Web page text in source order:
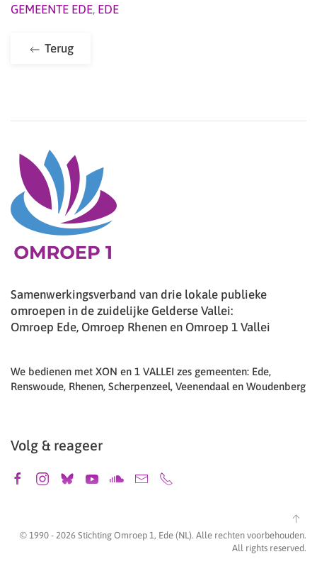
GEMEENTE EDE, EDE
Terug
Samenwerkingsverband van drie lokale publieke
omroepen in de zuidelijke Gelderse Vallei:
Omroep Ede, Omroep Rhenen en Omroep 1 Vallei
We bedienen met XON en 1 VALLEI zes gemeenten: Ede,
Renswoude, Rhenen, Scherpenzeel, Veenendaal en Woudenberg
Volg & reageer
© 1990 - 2026 Stichting Omroep 1, Ede (NL). Alle rechten voorbehouden.
All rights reserved.